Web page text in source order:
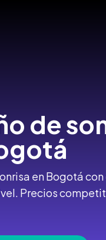
de
en Bogotá
Precios